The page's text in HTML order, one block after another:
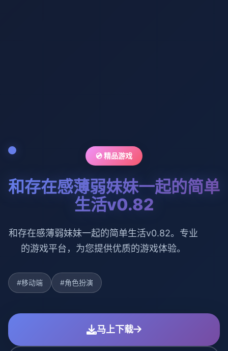
💿 精品游戏
和存在感薄弱妹妹一起的简单
生活v0.82
和存在感薄弱妹妹一起的简单生活v0.82。专业
的游戏平台，为您提供优质的游戏体验。
#移动端 #角色扮演
马上下载